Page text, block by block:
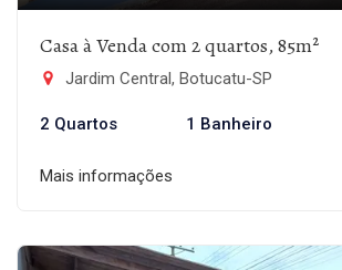
Casa à Venda com 2 quartos, 85m²
Jardim Central, Botucatu-SP
2 Quartos 1 Banheiro
Mais informações